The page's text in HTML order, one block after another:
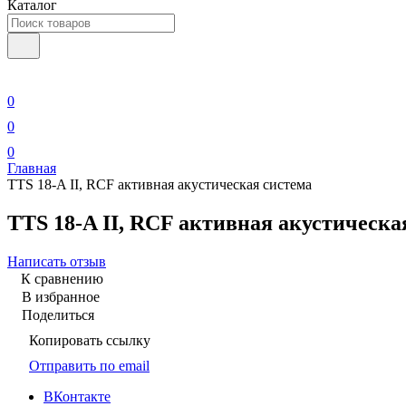
Каталог
0
0
0
Главная
TTS 18-A II, RCF активная акустическая система
TTS 18-A II, RCF активная
Написать отзыв
К сравнению
В избранное
Поделиться
Копировать ссылку
Отправить по email
ВКонтакте